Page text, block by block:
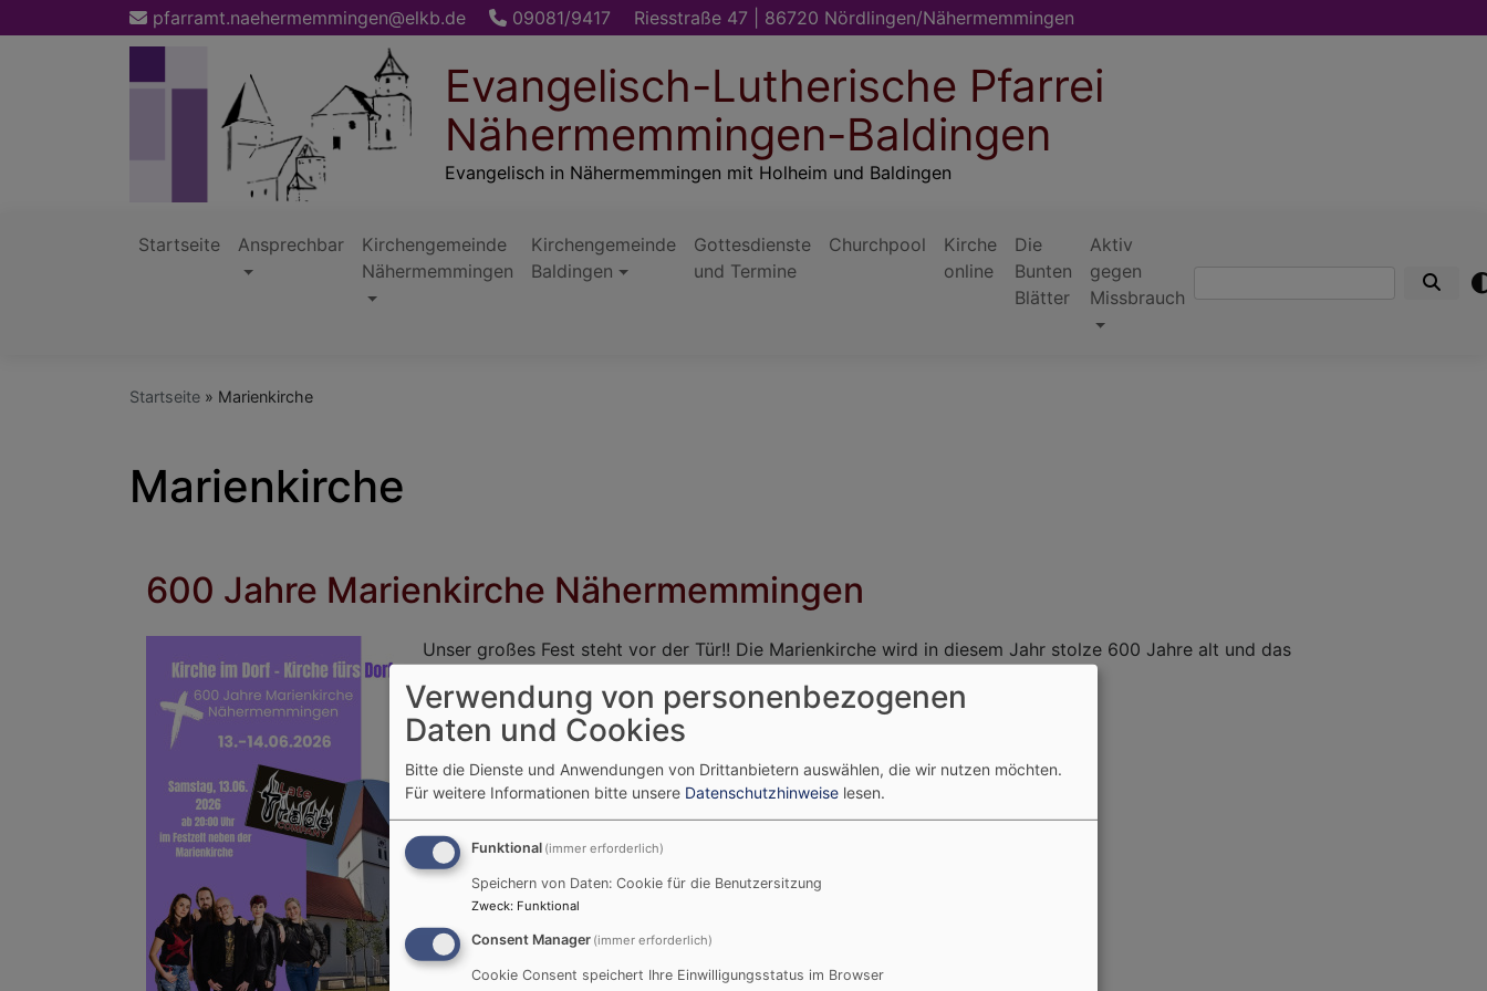
zum
pfarramt.naehermemmingen@elkb.de 09081/9417 Riesstraße 47 | 86720 Nördlingen/Nähermemmingen
Evangelisch-Lutherische Pfarrei
Nähermemmingen-Baldingen
Evangelisch in Nähermemmingen mit Holheim und Baldingen
Hauptnavigation
Startseite Ansprechbar
Kirchengemeinde
Nähermemmingen
Kirchengemeinde
Baldingen
Gottesdienste
und Termine
Churchpool
Kirche
online
Die
Bunten
Blätter
Aktiv
gegen
Missbrauch
Startseite Marienkirche
Marienkirche
600 Jahre Marienkirche Nähermemmingen
Unser großes Fest steht vor der Tür!! Die Marienkirche wird in diesem Jahr stolze 600 Jahre alt und das
Verwendung von personenbezogenen
Daten und Cookies
Bitte die Dienste und Anwendungen von Drittanbietern auswählen, die wir nutzen möchten.
Für weitere Informationen bitte unsere Datenschutzhinweise lesen.
Funktional (immer erforderlich)
Speichern von Daten: Cookie für die Benutzersitzung
Zweck: Funktional
Consent Manager (immer erforderlich)
Cookie Consent speichert Ihre Einwilligungsstatus im Browser